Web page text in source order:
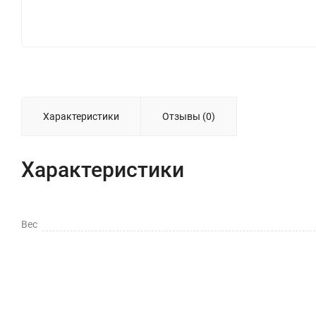
Характеристики Отзывы (0)
Характеристики
Вес